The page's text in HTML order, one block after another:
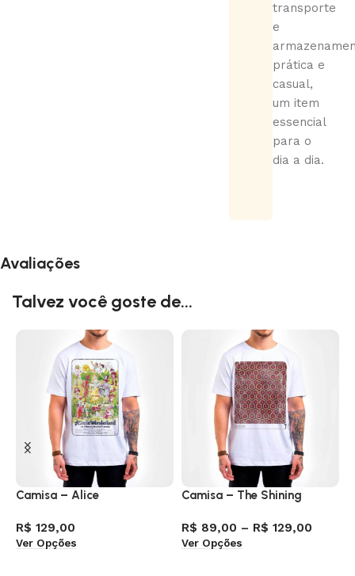
transporte
e
prática e
casual,
um item
essencial
para o
dia a dia.
Avaliações
Talvez você goste de...
Camisa – Alice
R$ 129,00
Ver Opções
Camisa – The Shining
R$ 89,00 – R$ 129,00
Ver Opções